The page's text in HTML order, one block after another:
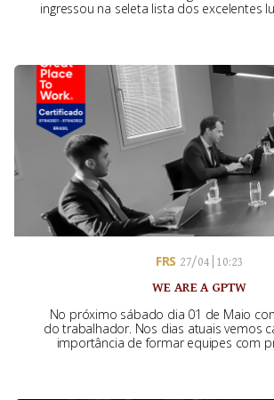
ingressou na seleta lista dos excelentes
FRS 27/04 | 10:23
WE ARE A GPTW
No próximo sábado dia 01 de Maio
do trabalhador. Nos dias atuais vemos
importância de formar equipes com